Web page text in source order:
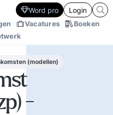
Vacatures
Boeken
Word pro Login
(modellen)
-